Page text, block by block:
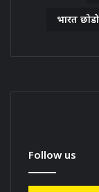
भारत
Follow us